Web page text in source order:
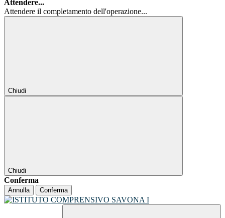
Attendere...
Attendere il completamento dell'operazione...
Chiudi
Chiudi
Conferma
Annulla Conferma